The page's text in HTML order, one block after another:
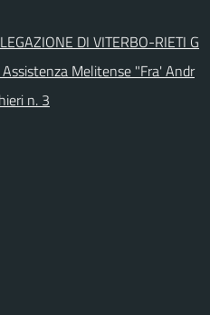
DI VITERBO-RIETI G
Melitense "Fra' Andr
n. 3